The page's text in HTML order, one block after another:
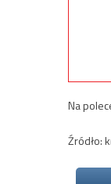
Na
Źródło: